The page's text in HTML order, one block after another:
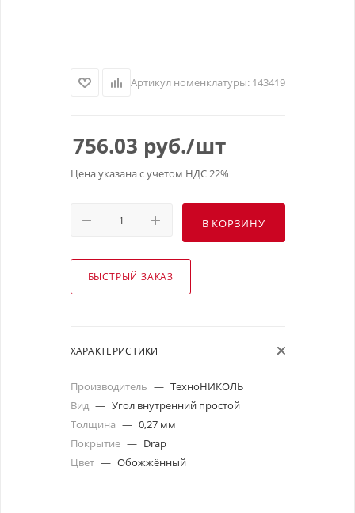
Артикул номенклатуры: 143419
756.03 руб./шт
Цена указана с учетом НДС 22%
В КОРЗИНУ
БЫСТРЫЙ ЗАКАЗ
ХАРАКТЕРИСТИКИ
Производитель — ТехноНИКОЛЬ
Вид — Угол внутренний простой
Толщина — 0,27 мм
Покрытие — Drap
Цвет — Обожжённый